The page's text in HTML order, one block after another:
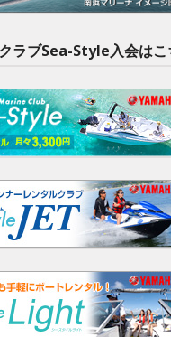
ラブSea-Style入会はこ